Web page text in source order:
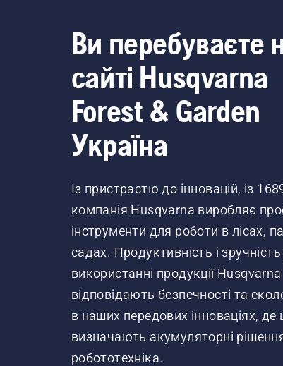
Ви перебуваєте
сайті Husqvarna
Forest & Garden
Україна
Із пристрастю до інновацій, із
компанія Husqvarna виробляє
інструменти для роботи в лісах,
садах. Продуктивність і зручність
використанні продукції Husqvarna
відповідають безпечності та
в наших передових інноваціях, де
визначають акумуляторні
робототехніка.